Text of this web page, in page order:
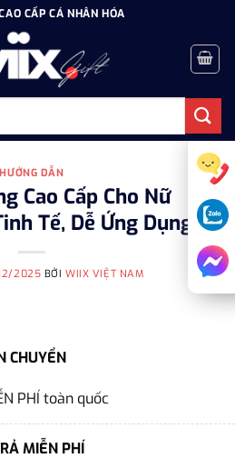
CẤP CÁ NHÂN HÓA
HƯỚNG DẪN
Cao Cấp Cho Nữ
Tế, Dễ Ứng Dụng
2025 BỞIWIIX VIỆT NAM
CHUYỂN
PHÍ toàn quốc
MIỄN PHÍ